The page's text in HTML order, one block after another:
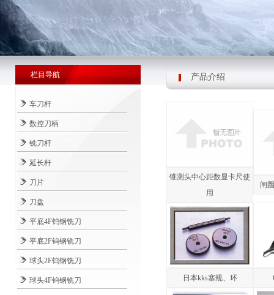
栏目导航
车刀杆
数控刀柄
铣刀杆
延长杆
刀片
刀盘
平底4F钨钢铣刀
平底2F钨钢铣刀
球头2F钨钢铣刀
球头4F钨钢铣刀
产品介绍
锥测头中心距数显卡尺使
用
闸
日本kks塞规、环